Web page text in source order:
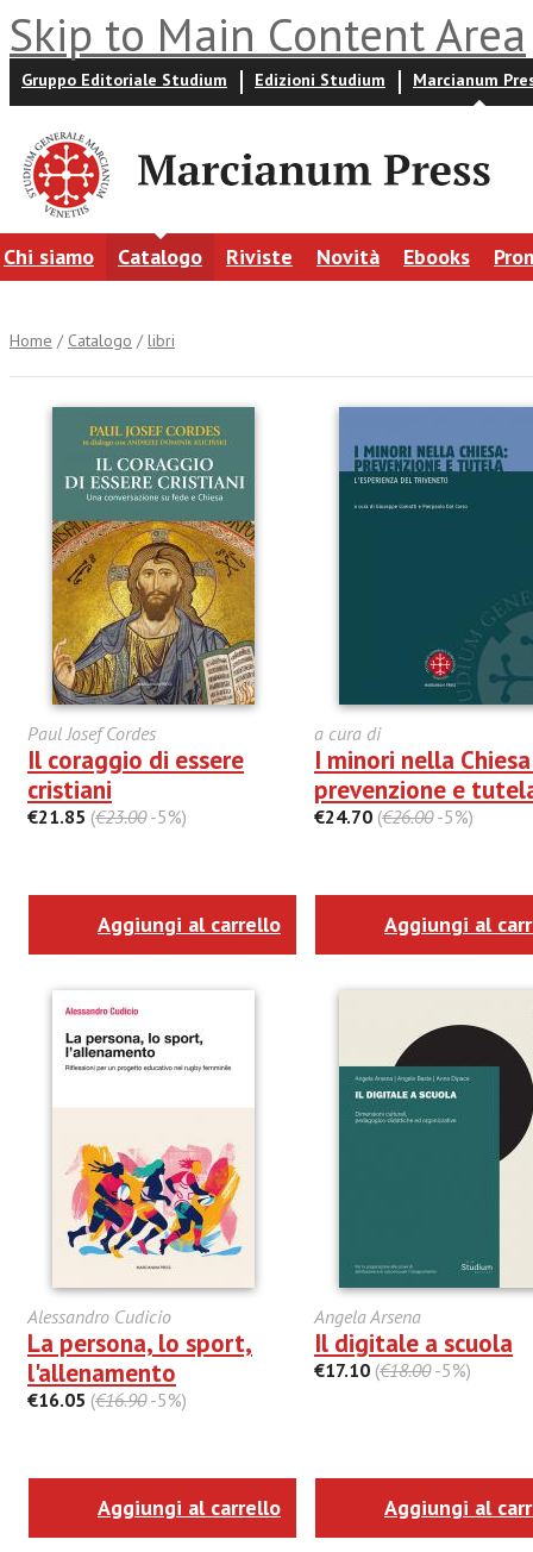
Skip to Main Content Area
Gruppo Editoriale Studium Edizioni Studium Marcianum
Chi siamo Catalogo Riviste Novità Ebooks
Home / Catalogo / libri
Paul Josef Cordes
Il coraggio di essere
cristiani
€21.85 (€23.00-5%)
Aggiungi al carrello
a cura di
I minori nella
prevenzione e
€24.70 (€26.00-5%)
Aggiungi al
Alessandro Cudicio
La persona, lo sport,
l'allenamento
€16.05 (€16.90-5%)
Aggiungi al carrello
Angela Arsena
Il digitale a scuola
€17.10 (€18.00-5%)
Aggiungi al